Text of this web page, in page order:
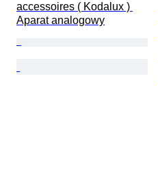
accessoires ( Kodalux )
Aparat analogowy